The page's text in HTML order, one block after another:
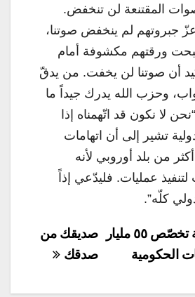
المقتنعة لن تنخفض.
جبروتهم لم ينخفض صوتنا،
ورقتهم مكشوفة أمام
أن صوتنا لن يخفت. من يدقّ
وحزب الله يدرك جيداً ما
لا نكون قد اتّهمناه إذا
تشير إلى أن اتهامات
من بلد أوروبي لأنه
عمليات. فليدّعي إذاً
كلّه”.
صديقك من
صدقك
المالية اللبنانية تخصّص ٥٥ مليار
الحكومية